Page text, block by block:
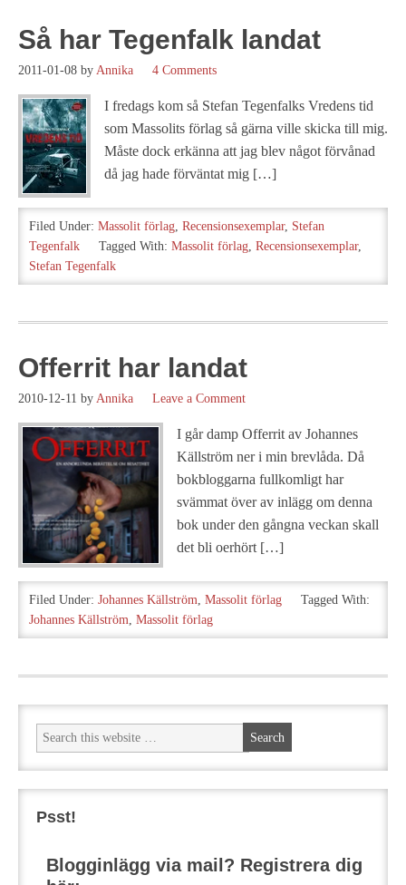
Så har Tegenfalk landat
2011-01-08 by Annika 4 Comments
I fredags kom så Stefan Tegenfalks Vredens tid
som Massolits förlag så gärna ville skicka till mig.
Måste dock erkänna att jag blev något förvånad
då jag hade förväntat mig […]
Filed Under: Massolit förlag, Recensionsexemplar, Stefan
Tegenfalk
Tagged With: Massolit förlag, Recensionsexemplar,
Stefan Tegenfalk
Offerrit har landat
2010-12-11 by Annika Leave a Comment
I går damp Offerrit av Johannes
Källström ner i min brevlåda. Då
bokbloggarna fullkomligt har
svämmat över av inlägg om denna
bok under den gångna veckan skall
det bli oerhört […]
Filed Under: Johannes Källström, Massolit förlag
Tagged With:
Johannes Källström, Massolit förlag
Psst!
Blogginlägg via mail? Registrera dig